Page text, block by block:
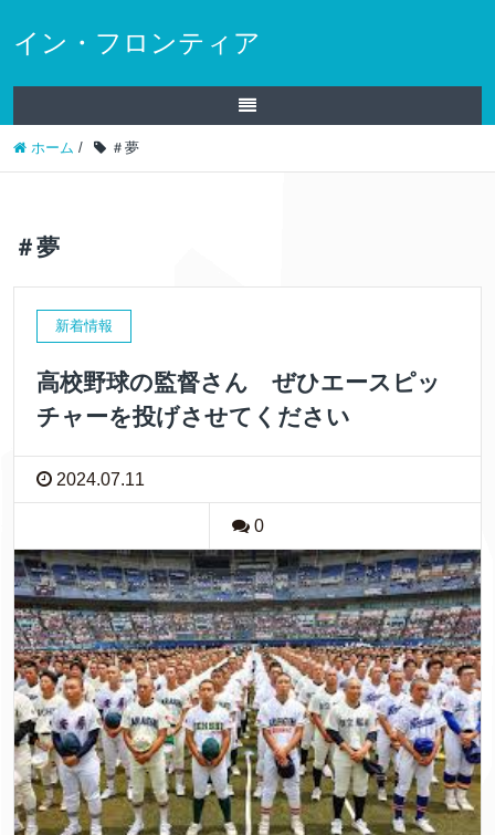
イン・フロンティア
ホーム / ＃夢
＃夢
新着情報
高校野球の監督さん ぜひエースピッ
チャーを投げさせてください
2024.07.11
0